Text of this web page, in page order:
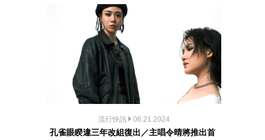
流行快訊 06.21.2024
孔雀眼睽違三年改組復出／主唱令晴將推出首